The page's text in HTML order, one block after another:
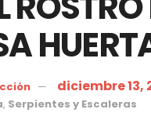
diciembre 13,
, Serpientes y Escaleras